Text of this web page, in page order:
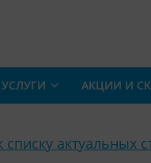
УСЛУГИ АКЦИИ И
списку актуальных